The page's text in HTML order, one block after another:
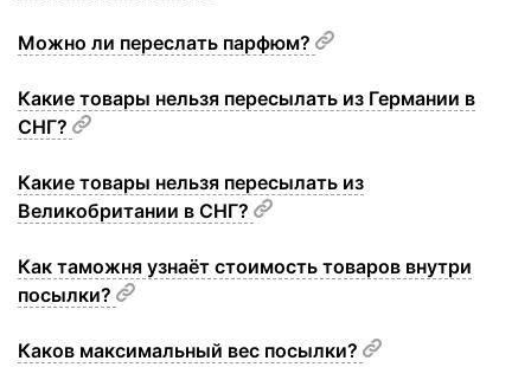
Можно ли переслать парфюм?
Какие товары нельзя пересылать из Германии в
СНГ?
Какие товары нельзя пересылать из
Великобритании в СНГ?
Как таможня узнаёт стоимость товаров внутри
посылки?
Каков максимальный вес посылки?